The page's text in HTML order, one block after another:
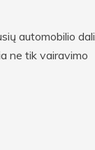
automobilio
ne tik vairavimo